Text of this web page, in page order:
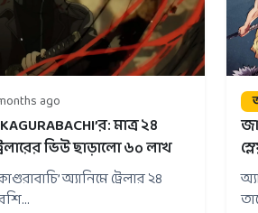
ago
মাত্র ২৪
ভিউ ছাড়ালো ৬০ লাখ
অ্যানিমে ট্রেলার ২৪